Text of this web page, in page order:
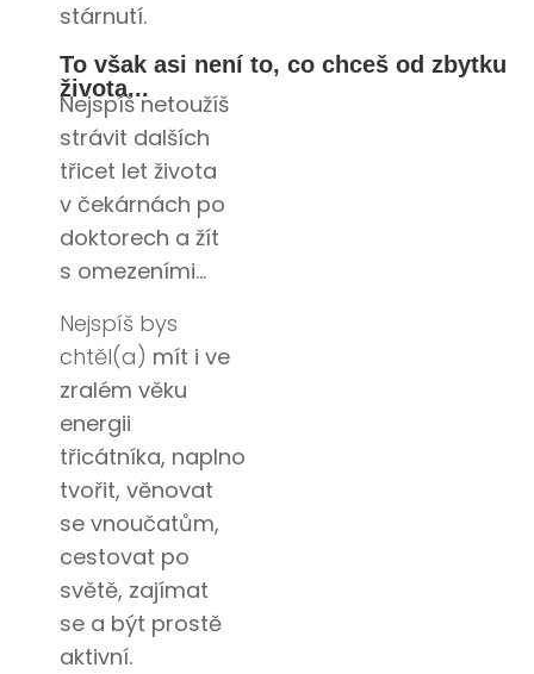
stárnutí.
To však asi není to, co chceš od zbytku
života...
Nejspíš netoužíš
strávit dalších
třicet let života
v čekárnách po
doktorech a žít
s omezeními...
Nejspíš bys
chtěl(a) mít i ve
zralém věku
energii
třicátníka, naplno
tvořit, věnovat
se vnoučatům,
cestovat po
světě, zajímat
se a být prostě
aktivní.